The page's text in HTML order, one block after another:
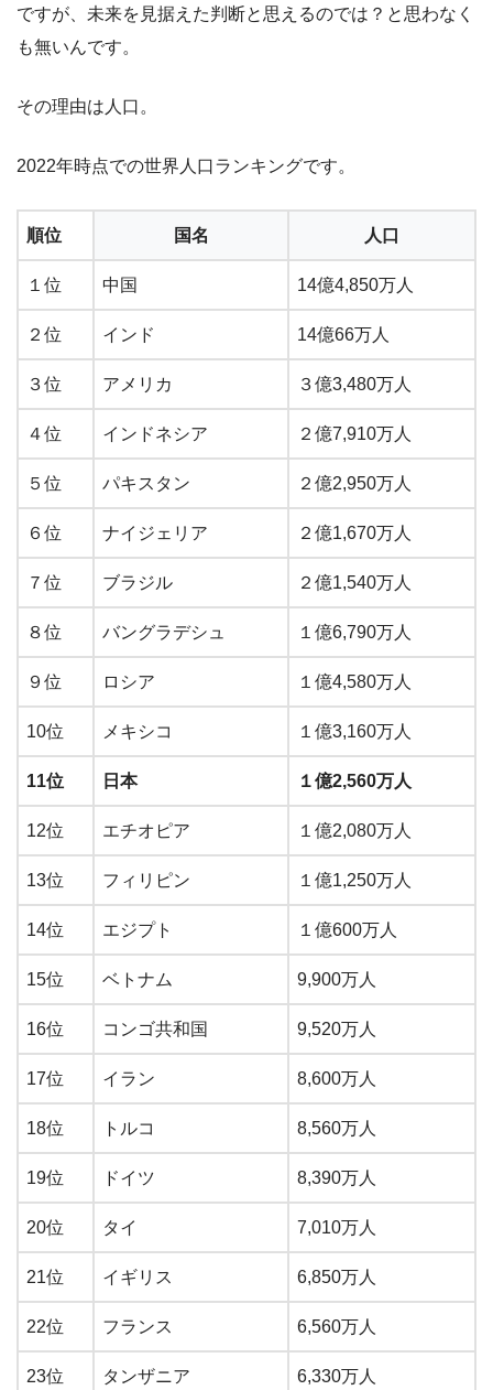
ですが、未来を見据えた判断と思えるのでは？と思わなく
も無いんです。
その理由は人口。
2022年時点での世界人口ランキングです。
順位 国名 人口
１位 中国 14億4,850万人
２位 インド 14億66万人
３位 アメリカ ３億3,480万人
４位 インドネシア ２億7,910万人
５位 パキスタン ２億2,950万人
６位 ナイジェリア ２億1,670万人
７位 ブラジル ２億1,540万人
８位 バングラデシュ １億6,790万人
９位 ロシア １億4,580万人
10位 メキシコ １億3,160万人
11位 日本 １億2,560万人
12位 エチオピア １億2,080万人
13位 フィリピン １億1,250万人
14位 エジプト １億600万人
15位 ベトナム 9,900万人
16位 コンゴ共和国 9,520万人
17位 イラン 8,600万人
18位 トルコ 8,560万人
19位 ドイツ 8,390万人
20位 タイ 7,010万人
21位 イギリス 6,850万人
22位 フランス 6,560万人
23位 タンザニア 6,330万人